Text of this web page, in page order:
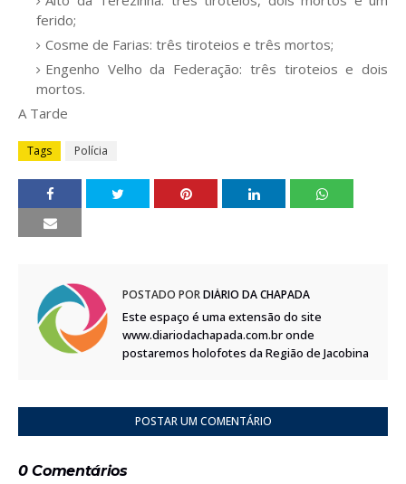
ferido;
Cosme de Farias: três tiroteios e três mortos;
Engenho Velho da Federação: três tiroteios e dois
mortos.
A Tarde
Tags Polícia
POSTADO PORDIÁRIO DA CHAPADA
Este espaço é uma extensão do site
www.diariodachapada.com.br onde
postaremos holofotes da Região de Jacobina
POSTAR UM COMENTÁRIO
0 Comentários